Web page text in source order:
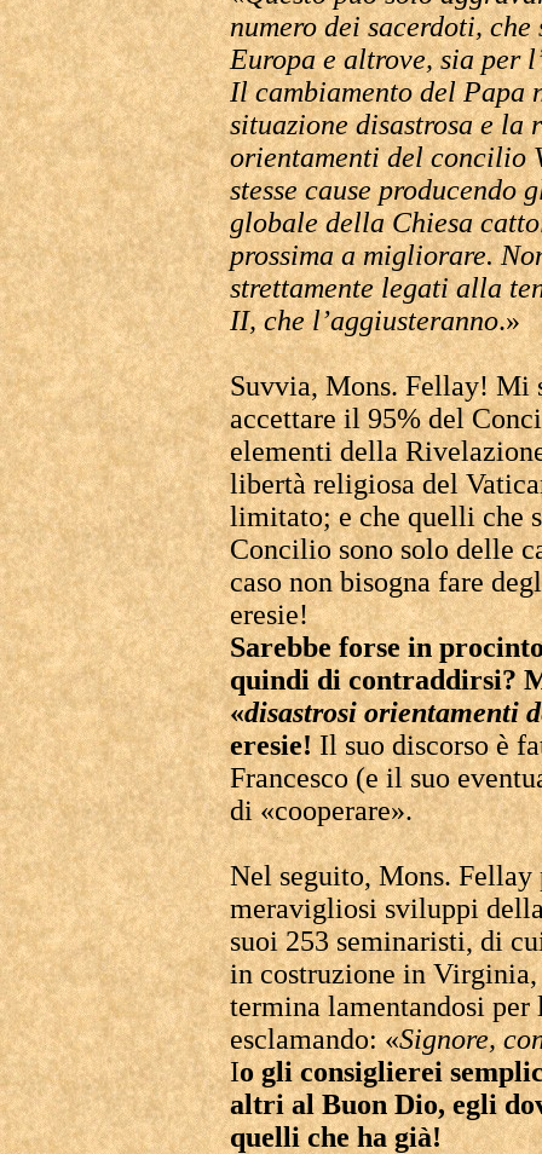
numero dei sacerdoti,
Europa e altrove, sia per
Il cambiamento del Papa
situazione disastrosa e la
orientamenti del concilio
stesse cause producendo
globale della Chiesa
prossima a migliorare.
strettamente legati alla
II, che l’aggiusteranno.»
Suvvia, Mons. Fellay! Mi
accettare il 95% del
elementi della
libertà religiosa del
limitato; e che quelli che
Concilio sono solo delle
caso non bisogna fare
eresie!
Sarebbe forse in
quindi di contraddirsi?
«disastrosi orientamenti
eresie!Il suo discorso è
Francesco (e il suo
di «cooperare».
Nel seguito, Mons.
meravigliosi sviluppi
suoi 253 seminaristi, di
in costruzione in Virginia,
termina lamentandosi per
esclamando: «Signore,
Io gli consiglierei
altri al Buon Dio, egli
quelli che ha già!